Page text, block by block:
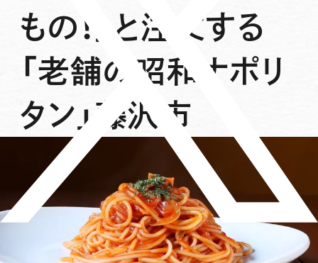
もの！」と注文する
「老舗の昭和ナポリ
タン」藤沢市